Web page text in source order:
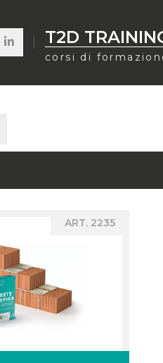
T2D
corsi di
ART. 2235